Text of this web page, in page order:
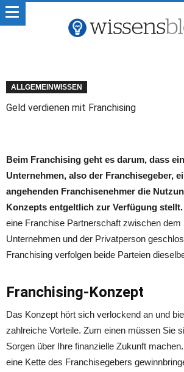
ALLGEMEINWISSEN
Geld verdienen mit Franchising
Beim Franchising geht es darum, dass ein
Unternehmen, also der Franchisegeber,
angehenden Franchisenehmer die
Konzepts entgeltlich zur Verfügung stellt.
eine Franchise Partnerschaft zwischen dem
Unternehmen und der Privatperson
Franchising verfolgen beide Parteien
Franchising-Konzept
Das Konzept hört sich verlockend an und
zahlreiche Vorteile. Zum einen müssen Sie
Sorgen über Ihre finanzielle Zukunft
eine Kette des Franchisegebers